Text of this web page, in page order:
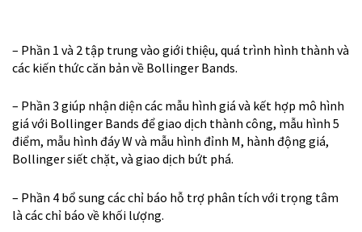
– Phần 1 và 2 tập trung vào giới thiệu, quá trình hình thành và
các kiến thức căn bản về Bollinger Bands.
– Phần 3 giúp nhận diện các mẫu hình giá và kết hợp mô hình
giá với Bollinger Bands để giao dịch thành công, mẫu hình 5
điểm, mẫu hình đáy W và mẫu hình đỉnh M, hành động giá,
Bollinger siết chặt, và giao dịch bứt phá.
– Phần 4 bổ sung các chỉ báo hỗ trợ phân tích với trọng tâm
là các chỉ báo về khối lượng.